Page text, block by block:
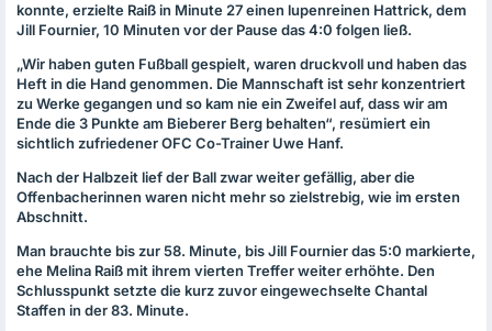
konnte, erzielte Raiß in Minute 27 einen lupenreinen Hattrick, dem
Jill Fournier, 10 Minuten vor der Pause das 4:0 folgen ließ.
„Wir haben guten Fußball gespielt, waren druckvoll und haben das
Heft in die Hand genommen. Die Mannschaft ist sehr konzentriert
zu Werke gegangen und so kam nie ein Zweifel auf, dass wir am
Ende die 3 Punkte am Bieberer Berg behalten“, resümiert ein
sichtlich zufriedenerOFC Co-Trainer Uwe Hanf.
Nach der Halbzeit lief der Ball zwar weiter gefällig, aber die
Offenbacherinnen waren nicht mehr so zielstrebig, wie im ersten
Abschnitt.
Man brauchte bis zur 58. Minute, bis Jill Fournier das 5:0 markierte,
ehe Melina Raiß mit ihrem vierten Treffer weiter erhöhte. Den
Schlusspunkt setzte die kurz zuvor eingewechselte Chantal
Staffen in der 83. Minute.